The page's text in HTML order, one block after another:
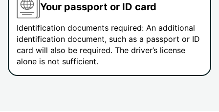
Your passport or ID card
Identification documents required: An additional
identification document, such as a passport or ID
card will also be required. The driver’s license
alone is not sufficient.